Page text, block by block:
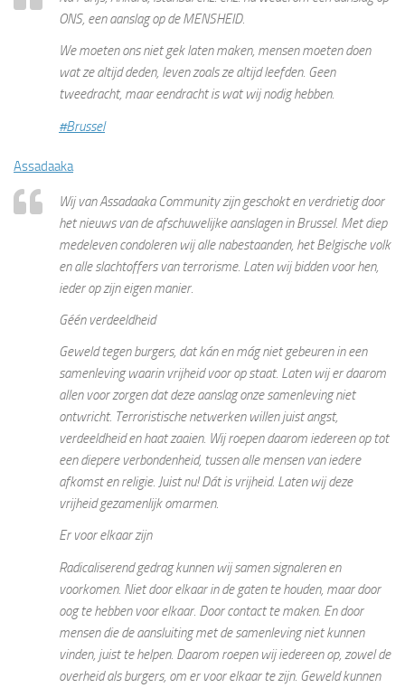
ONS, een aanslag op de MENSHEID.
We moeten ons niet gek laten maken, mensen moeten doen
wat ze altijd deden, leven zoals ze altijd leefden. Geen
tweedracht, maar eendracht is wat wij nodig hebben.
‪#‎Brussel‬
Assadaaka
Wij van Assadaaka Community zijn geschokt en verdrietig door
het nieuws van de afschuwelijke aanslagen in Brussel. Met diep
medeleven condoleren wij alle nabestaanden, het Belgische volk
en alle slachtoffers van terrorisme. Laten wij bidden voor hen,
ieder op zijn eigen manier.
Géén verdeeldheid
Geweld tegen burgers, dat kán en mág niet gebeuren in een
samenleving waarin vrijheid voor op staat. Laten wij er daarom
allen voor zorgen dat deze aanslag onze samenleving niet
ontwricht. Terroristische netwerken willen juist angst,
verdeeldheid en haat zaaien. Wij roepen daarom iedereen op tot
een diepere verbondenheid, tussen alle mensen van iedere
afkomst en religie. Juist nu! Dát is vrijheid. Laten wij deze
vrijheid gezamenlijk omarmen.
Er voor elkaar zijn
Radicaliserend gedrag kunnen wij samen signaleren en
voorkomen. Niet door elkaar in de gaten te houden, maar door
oog te hebben voor elkaar. Door contact te maken. En door
mensen die de aansluiting met de samenleving niet kunnen
vinden, juist te helpen. Daarom roepen wij iedereen op, zowel de
overheid als burgers, om er voor elkaar te zijn. Geweld kunnen